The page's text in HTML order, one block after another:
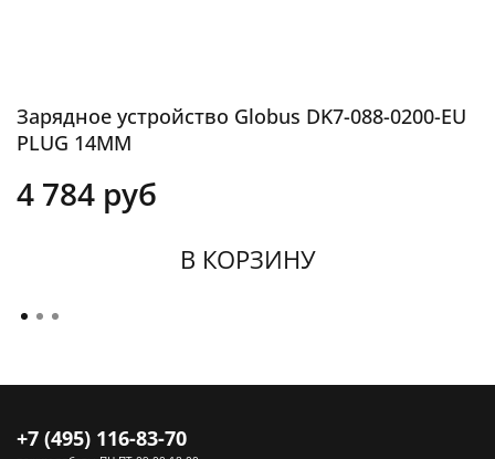
Зарядное устройство Globus DK7-088-0200-EU
PLUG 14MM
4 784 руб
В КОРЗИНУ
+7 (495) 116-83-70